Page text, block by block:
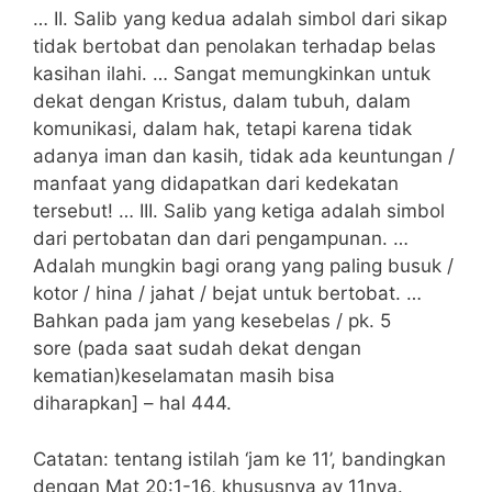
… II. Salib yang kedua adalah simbol dari sikap
tidak bertobat dan penolakan terhadap belas
kasihan ilahi. … Sangat memungkinkan untuk
dekat dengan Kristus, dalam tubuh, dalam
komunikasi, dalam hak, tetapi karena tidak
adanya iman dan kasih, tidak ada keuntungan /
manfaat yang didapatkan dari kedekatan
tersebut! … III. Salib yang ketiga adalah simbol
dari pertobatan dan dari pengampunan. …
Adalah mungkin bagi orang yang paling busuk /
kotor / hina / jahat / bejat untuk bertobat. …
Bahkan pada jam yang kesebelas / pk. 5
sore (pada saat sudah dekat dengan
kematian)keselamatan masih bisa
diharapkan] – hal 444.
Catatan: tentang istilah ‘jam ke 11’, bandingkan
dengan Mat 20:1-16, khususnya ay 11nya.